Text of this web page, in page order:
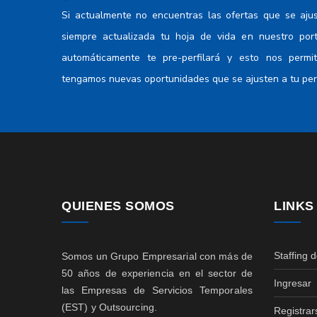
medio de servicios juridicos, sociales,
Tecnicos y profesionales del nivel
medio en las finanzas y la administracion
Trabajadores de los cuidados
personales
medio de la salud
Si actualmente no encuentras las ofertas que se
siempre actualizada tu hoja de vida en nuestro
automáticamente te pre-perfilará y esto nos
tengamos nuevas oportunidades que se ajusten a tu
QUIENES SOMOS
Somos un Grupo Empresarial con más de
50 años de experiencia en el sector de
las Empresas de Servicios Temporales
(EST) y Outsourcing.
LINKS
Staffing
Ingresar